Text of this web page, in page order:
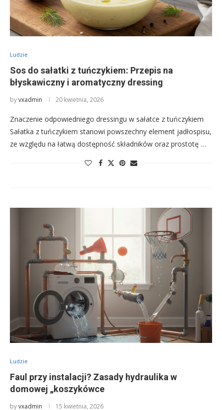
Ludzie
Sos do sałatki z tuńczykiem: Przepis na
błyskawiczny i aromatyczny dressing
byvxadmin 20 kwietnia, 2026
Znaczenie odpowiedniego dressingu w sałatce z tuńczykiem
Sałatka z tuńczykiem stanowi powszechny element jadłospisu,
ze względu na łatwą dostępność składników oraz prostotę …
Ludzie
Faul przy instalacji? Zasady hydraulika w
domowej „koszykówce
byvxadmin 15 kwietnia, 2026